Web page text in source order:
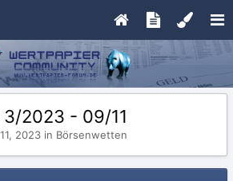
2023 - 09/11
2023 in Börsenwetten